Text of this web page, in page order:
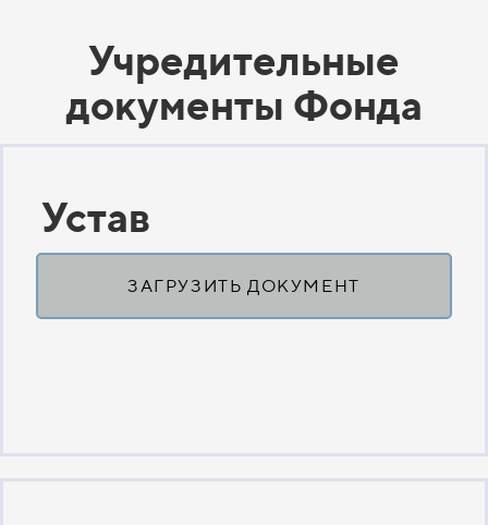
Учредительные
документы Фонда
Устав
ЗАГРУЗИТЬ ДОКУМЕНТ